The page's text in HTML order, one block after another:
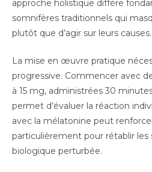
approche holistique diffère
somnifères traditionnels qui
plutôt que d’agir sur leurs causes.
La mise en œuvre pratique
progressive. Commencer avec
à 15 mg, administrées 30
permet d’évaluer la réaction
avec la mélatonine peut
particulièrement pour rétablir les
biologique perturbée.